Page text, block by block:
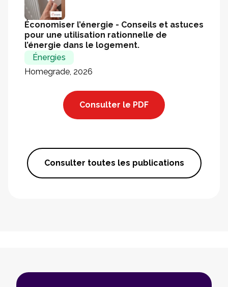
Économiser l’énergie - Conseils et astuces
pour une utilisation rationnelle de
l’énergie dans le logement.
Énergies
Homegrade, 2026
Consulter le PDF
Consulter toutes les publications